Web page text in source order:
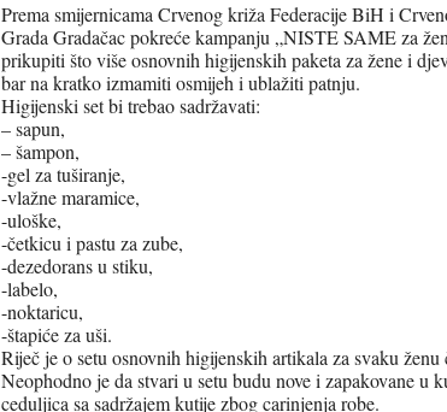
Prema smijernicama Crvenog križa Federacije BiH i
Grada Gradačac pokreće kampanju „NISTE SAME za
prikupiti što više osnovnih higijenskih paketa za žene i
bar na kratko izmamiti osmijeh i ublažiti patnju.
Higijenski set bi trebao sadržavati:
– sapun,
– šampon,
-gel za tuširanje,
-vlažne maramice,
-uloške,
-četkicu i pastu za zube,
-dezedorans u stiku,
-labelo,
-noktaricu,
-štapiće za uši.
Riječ je o setu osnovnih higijenskih artikala za svaku
Neophodno je da stvari u setu budu nove i zapakovane
ceduljica sa sadržajem kutije zbog carinjenja robe.